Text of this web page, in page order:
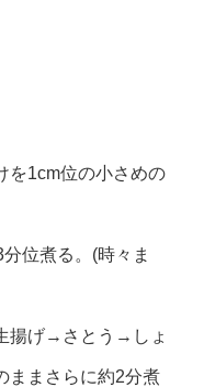
を1cm位の小さめの
位煮る。(時々ま
揚げ→さとう→しょ
ままさらに約2分煮